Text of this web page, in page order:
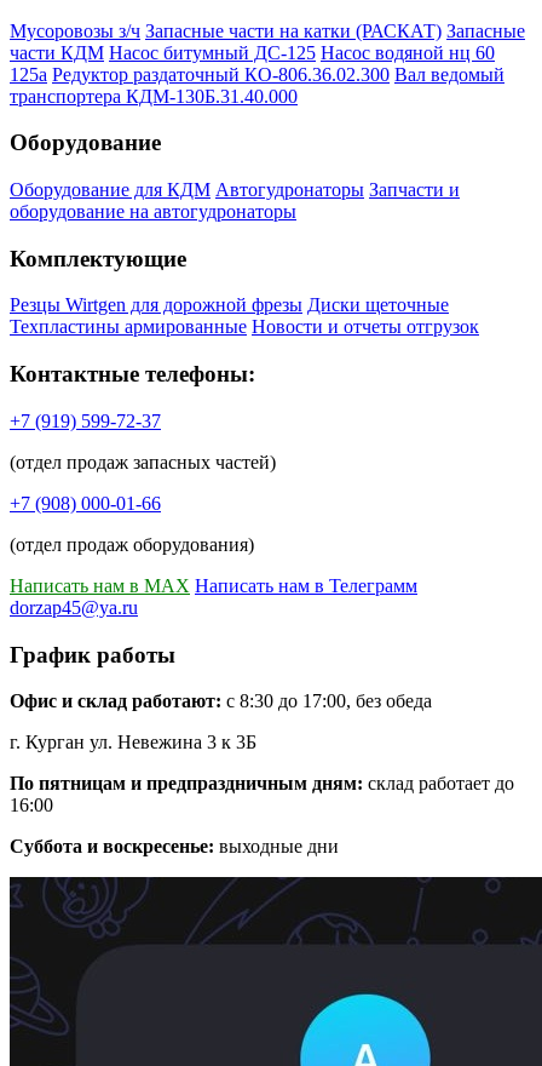
Мусоровозы з/ч Запасные части на катки (РАСКАТ) Запасные
части КДМ Насос битумный ДС-125 Насос водяной нц 60
125а Редуктор раздаточный КО-806.36.02.300 Вал ведомый
транспортера КДМ-130Б.31.40.000
Оборудование
Оборудование для КДМ Автогудронаторы Запчасти и
оборудование на автогудронаторы
Комплектующие
Резцы Wirtgen для дорожной фрезы Диски щеточные
Техпластины армированные Новости и отчеты отгрузок
Контактные телефоны:
+7 (919) 599-72-37
(отдел продаж запасных частей)
+7 (908) 000-01-66
(отдел продаж оборудования)
Написать нам в MAX Написать нам в Телеграмм
dorzap45@ya.ru
График работы
Офис и склад работают: с 8:30 до 17:00, без обеда
г. Курган ул. Невежина 3 к 3Б
По пятницам и предпраздничным дням: склад работает до
16:00
Суббота и воскресенье: выходные дни